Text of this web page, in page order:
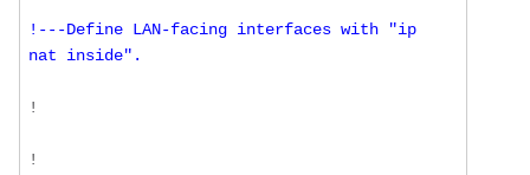
!---Define LAN-facing interfaces with "ip
nat inside".
!
!